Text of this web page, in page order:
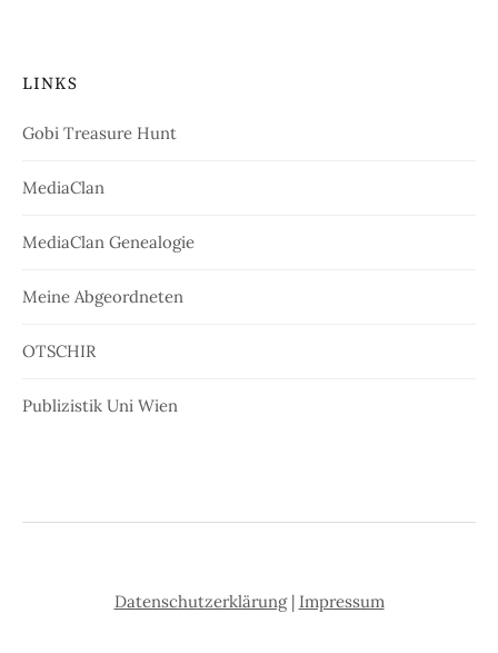
LINKS
Gobi Treasure Hunt
MediaClan
MediaClan Genealogie
Meine Abgeordneten
OTSCHIR
Publizistik Uni Wien
Datenschutzerklärung| Impressum